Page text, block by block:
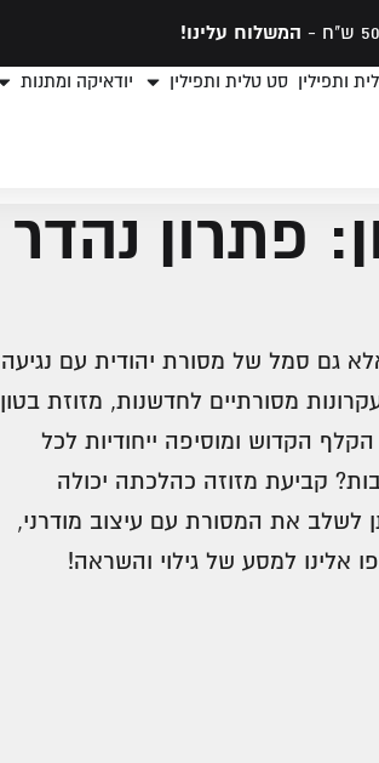
המשלוח עלינו!
ותפילין סט טלית ותפילין יודאיקה ומתנות
פתרון נהדר
גם סמל של מסורת יהודית עם נגיעה
מסורתיים לחדשנות, מזוזת בטון
הקדוש ומוסיפה ייחודיות לכל
קביעת מזוזה כהלכתה יכולה
לשלב את המסורת עם עיצוב מודרני,
אלינו למסע של גילוי והשראה!